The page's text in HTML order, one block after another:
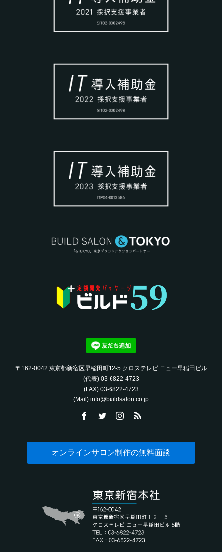
〒162-0042 東京都新宿区早稲田町12-5 クロステレビ ニュー早稲田ビル
(代表) 03-6822-4723‬
(FAX) 03-6822-4723‬
(Mail) info@buildsalon.co.jp
オンラインサロン制作の無料面談